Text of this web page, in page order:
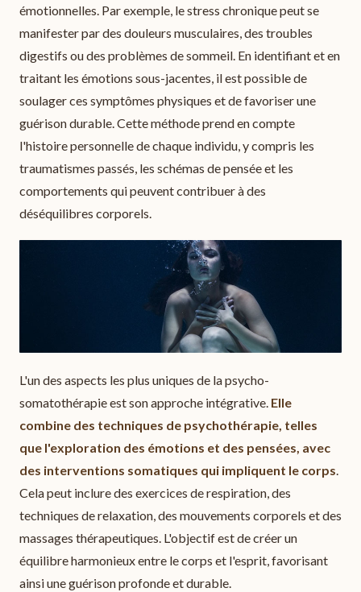
émotionnelles. Par exemple, le stress chronique peut se
manifester par des douleurs musculaires, des troubles
digestifs ou des problèmes de sommeil. En identifiant et en
traitant les émotions sous-jacentes, il est possible de
soulager ces symptômes physiques et de favoriser une
guérison durable. Cette méthode prend en compte
l'histoire personnelle de chaque individu, y compris les
traumatismes passés, les schémas de pensée et les
comportements qui peuvent contribuer à des
déséquilibres corporels.
L'un des aspects les plus uniques de la psycho-
somatothérapie est son approche intégrative. Elle
combine des techniques de psychothérapie, telles
que l'exploration des émotions et des pensées, avec
des interventions somatiques qui impliquent le corps
Cela peut inclure des exercices de respiration, des
techniques de relaxation, des mouvements corporels et des
massages thérapeutiques. L'objectif est de créer un
équilibre harmonieux entre le corps et l'esprit, favorisant
ainsi une guérison profonde et durable.